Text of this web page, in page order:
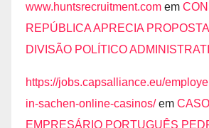
www.huntsrecruitment.com em
REPÚBLICA APRECIA
DIVISÃO POLÍTICO
https://jobs.capsalliance.eu/
in-sachen-online-casinos/ em
EMPRESÁRIO PORTUGUÊS